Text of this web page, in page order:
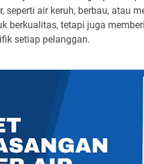
seperti air keruh, berbau, atau
berkualitas, tetapi juga
setiap pelanggan.